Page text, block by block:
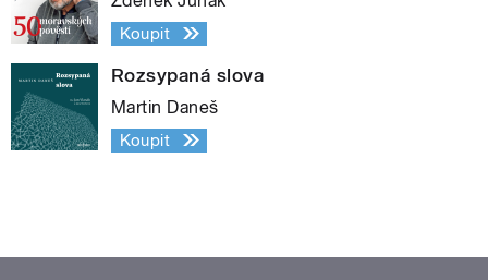
Koupit
Rozsypaná slova
Martin Daneš
Koupit